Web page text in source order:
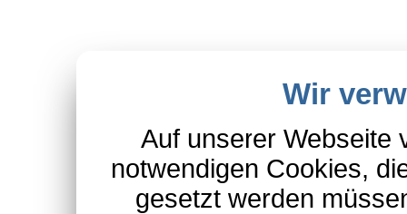
Wir
Auf unserer Webseite
notwendigen Cookies,
gesetzt werden